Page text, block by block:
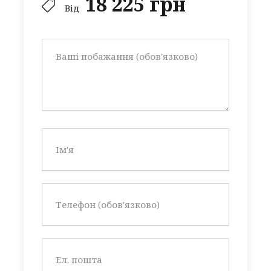
Від
закрита територія з цілодобовою
охороною
додаткову плату)
медичне обслуговування на території
комплексу
Інфраструктура